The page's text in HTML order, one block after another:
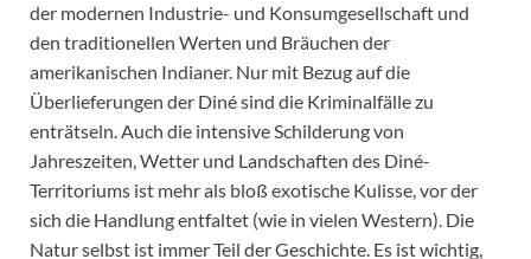
der modernen Industrie- und Konsumgesellschaft und
den traditionellen Werten und Bräuchen der
amerikanischen Indianer. Nur mit Bezug auf die
Überlieferungen der Diné sind die Kriminalfälle zu
enträtseln. Auch die intensive Schilderung von
Jahreszeiten, Wetter und Landschaften des Diné-
Territoriums ist mehr als bloß exotische Kulisse, vor der
sich die Handlung entfaltet (wie in vielen Western). Die
Natur selbst ist immer Teil der Geschichte. Es ist wichtig,